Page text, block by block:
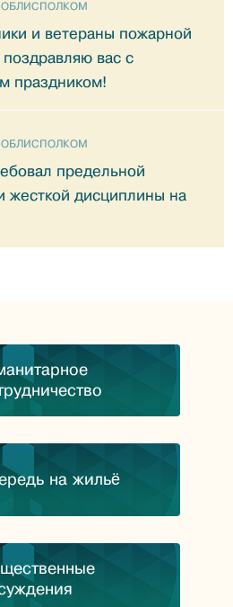
и ветераны пожарной
вас с
праздником!
предельной
жесткой дисциплины на
на жильё